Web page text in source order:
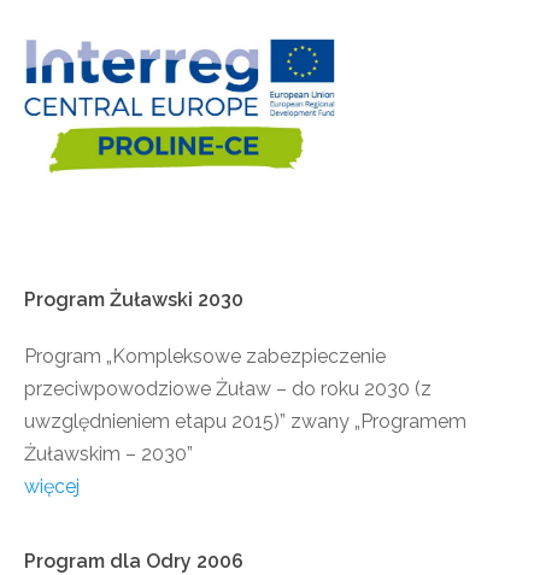
Program Żuławski 2030
Program „Kompleksowe zabezpieczenie
przeciwpowodziowe Żuław – do roku 2030 (z
uwzględnieniem etapu 2015)” zwany „Programem
Żuławskim – 2030”
więcej
Program dla Odry 2006